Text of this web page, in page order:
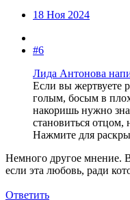
18 Ноя 2024
#6
Лида Антонова
Если вы жертвуете
голым, босым в
накоришь нужно
становиться отцом,
Нажмите для
Немного другое мнение.
если эта любовь, ради
Ответить